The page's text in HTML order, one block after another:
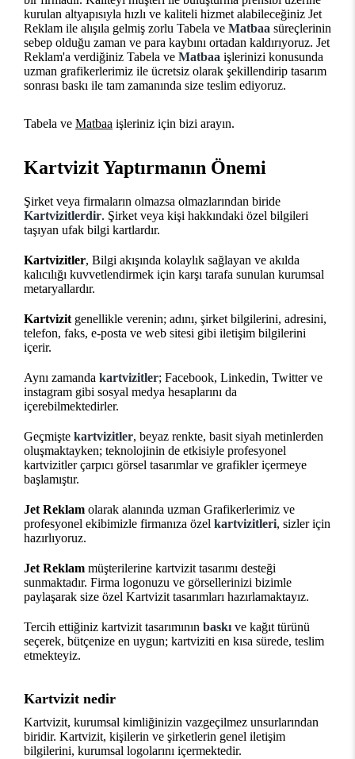
kurulan altyapısıyla hızlı ve kaliteli hizmet alabileceğiniz Jet
Reklam ile alışıla gelmiş zorlu Tabela ve Matbaa süreçlerinin
sebep olduğu zaman ve para kaybını ortadan kaldırıyoruz. Jet
Reklam'a verdiğiniz Tabela ve Matbaa işlerinizi konusunda
uzman grafikerlerimiz ile ücretsiz olarak şekillendirip tasarım
sonrası baskı ile tam zamanında size teslim ediyoruz.
Tabela ve Matbaa işleriniz için bizi arayın.
Kartvizit Yaptırmanın Önemi
Şirket veya firmaların olmazsa olmazlarından biride
Kartvizitlerdir. Şirket veya kişi hakkındaki özel bilgileri
taşıyan ufak bilgi kartlardır.
Kartvizitler, Bilgi akışında kolaylık sağlayan ve akılda
kalıcılığı kuvvetlendirmek için karşı tarafa sunulan kurumsal
metaryallardır.
Kartvizit genellikle verenin; adını, şirket bilgilerini, adresini,
telefon, faks, e-posta ve web sitesi gibi iletişim bilgilerini
içerir.
Aynı zamanda kartvizitler; Facebook, Linkedin, Twitter ve
instagram gibi sosyal medya hesaplarını da
içerebilmektedirler.
Geçmişte kartvizitler, beyaz renkte, basit siyah metinlerden
oluşmaktayken; teknolojinin de etkisiyle profesyonel
kartvizitler çarpıcı görsel tasarımlar ve grafikler içermeye
başlamıştır.
Jet Reklam olarak alanında uzman Grafikerlerimiz ve
profesyonel ekibimizle firmanıza özel kartvizitleri, sizler için
hazırlıyoruz.
Jet Reklam müşterilerine kartvizit tasarımı desteği
sunmaktadır. Firma logonuzu ve görsellerinizi bizimle
paylaşarak size özel Kartvizit tasarımları hazırlamaktayız.
Tercih ettiğiniz kartvizit tasarımının baskı ve kağıt türünü
seçerek, bütçenize en uygun; kartviziti en kısa sürede, teslim
etmekteyiz.
Kartvizit nedir
Kartvizit, kurumsal kimliğinizin vazgeçilmez unsurlarından
biridir. Kartvizit, kişilerin ve şirketlerin genel iletişim
bilgilerini, kurumsal logolarını içermektedir.